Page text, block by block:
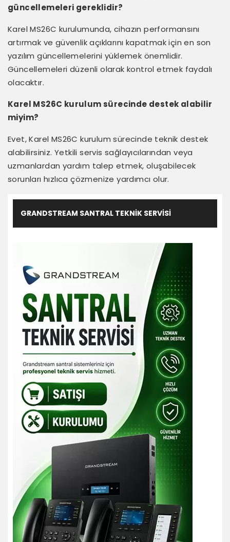
güncellemeleri gereklidir?
Karel MS26C kurulumunda, cihazın performansını
artırmak ve güvenlik açıklarını kapatmak için en son
yazılım güncellemelerini yüklemek önemlidir.
Güncellemeleri düzenli olarak kontrol etmek faydalı
olacaktır.
Karel MS26C kurulum sürecinde destek alabilir
miyim?
Evet, Karel MS26C kurulum sürecinde teknik destek
alabilirsiniz. Yetkili servis sağlayıcılarından veya
uzmanlardan yardım talep etmek, oluşabilecek
sorunları hızlıca çözmenize yardımcı olur.
GRANDSTREAM SANTRAL TEKNIK SERVISI